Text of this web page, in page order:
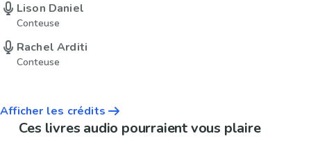
Lison Daniel
Conteuse
Rachel Arditi
Conteuse
Afficher les crédits
Ces livres audio pourraient vous plaire